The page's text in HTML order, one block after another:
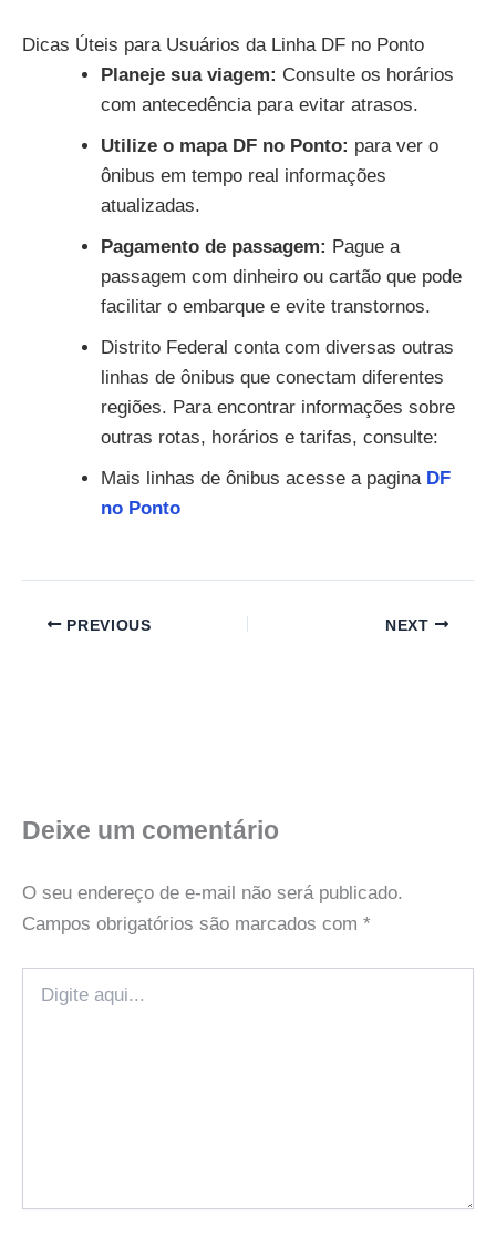
Dicas Úteis para Usuários da Linha DF no Ponto
Planeje sua viagem: Consulte os horários
com antecedência para evitar atrasos.
Utilize o mapa DF no Ponto: para ver o
ônibus em tempo real informações
atualizadas.
Pagamento de passagem: Pague a
passagem com dinheiro ou cartão que pode
facilitar o embarque e evite transtornos.
Distrito Federal conta com diversas outras
linhas de ônibus que conectam diferentes
regiões. Para encontrar informações sobre
outras rotas, horários e tarifas, consulte:
Mais linhas de ônibus acesse a pagina DF
no Ponto
PREVIOUS NEXT
Deixe um comentário
O seu endereço de e-mail não será publicado.
Campos obrigatórios são marcados com *
aqui...